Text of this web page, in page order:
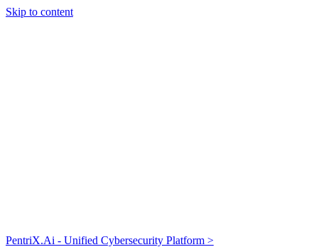
Skip to content
PentriX.Ai - Unified Cybersecurity Platform >